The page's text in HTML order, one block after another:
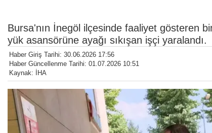
Bursa'nın İnegöl ilçesinde faaliyet gösteren
yük asansörüne ayağı sıkışan işçi yaralandı.
Haber Giriş Tarihi: 30.06.2026 17:56
Haber Güncellenme Tarihi: 01.07.2026 10:51
Kaynak: İHA